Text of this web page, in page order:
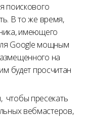
поискового
В то же время,
имеющего
Google мощным
на
будет просчитан
чтобы пресекать
вебмастеров,